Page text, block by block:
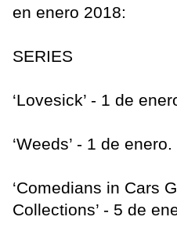
en enero 2018:
SERIES
‘Lovesick’ - 1 de
‘Weeds’ - 1 de enero.
‘Comedians in Cars
Collections’ - 5 de